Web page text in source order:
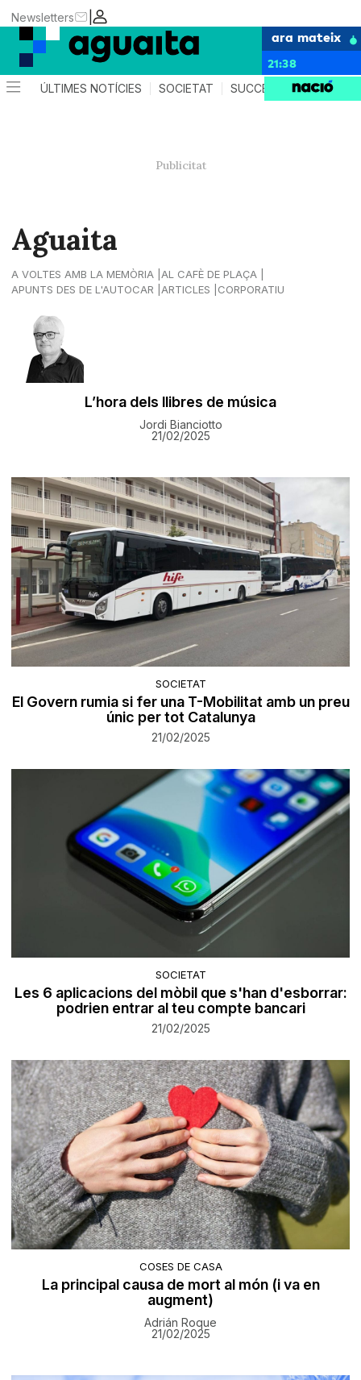
|
Newsletters
ara mateix
21:38
ÚLTIMES NOTÍCIES SOCIETAT SUCCESSOS AGENDA
Aguaita
A VOLTES AMB LA MEMÒRIA
AL CAFÈ DE PLAÇA
APUNTS DES DE L'AUTOCAR
ARTICLES CORPORATIU
L’hora dels llibres de música
Jordi Bianciotto
21/02/2025
SOCIETAT
El Govern rumia si fer una T-Mobilitat amb un preu
únic per tot Catalunya
21/02/2025
SOCIETAT
Les 6 aplicacions del mòbil que s'han d'esborrar:
podrien entrar al teu compte bancari
21/02/2025
COSES DE CASA
La principal causa de mort al món (i va en
augment)
Adrián Roque
21/02/2025